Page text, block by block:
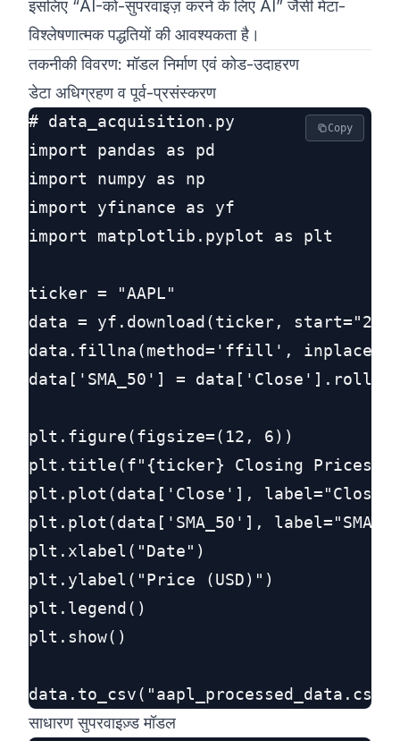
इसलिए “AI-को-सुपरवाइज़ करने के लिए AI” जैसी मेटा-
विश्लेषणात्मक पद्धतियों की आवश्यकता है।
तकनीकी विवरण: मॉडल निर्माण एवं कोड-उदाहरण
डेटा अधिग्रहण व पूर्व-प्रसंस्करण
# data_acquisition.py
import pandas as pd
import numpy as np
import yfinance as yf
import matplotlib.pyplot as plt
ticker = "AAPL"
data = yf.download(ticker,
data.fillna(method='ffill',
data['SMA_50'] =
plt.figure(figsize=(12, 6))
plt.title(f"{ticker} Closing Prices &
plt.plot(data['Close'], label="Close
plt.plot(data['SMA_50'], label="SMA
plt.xlabel("Date")
plt.ylabel("Price (USD)")
plt.legend()
plt.show()
Copy
साधारण सुपरवाइज़्ड मॉडल